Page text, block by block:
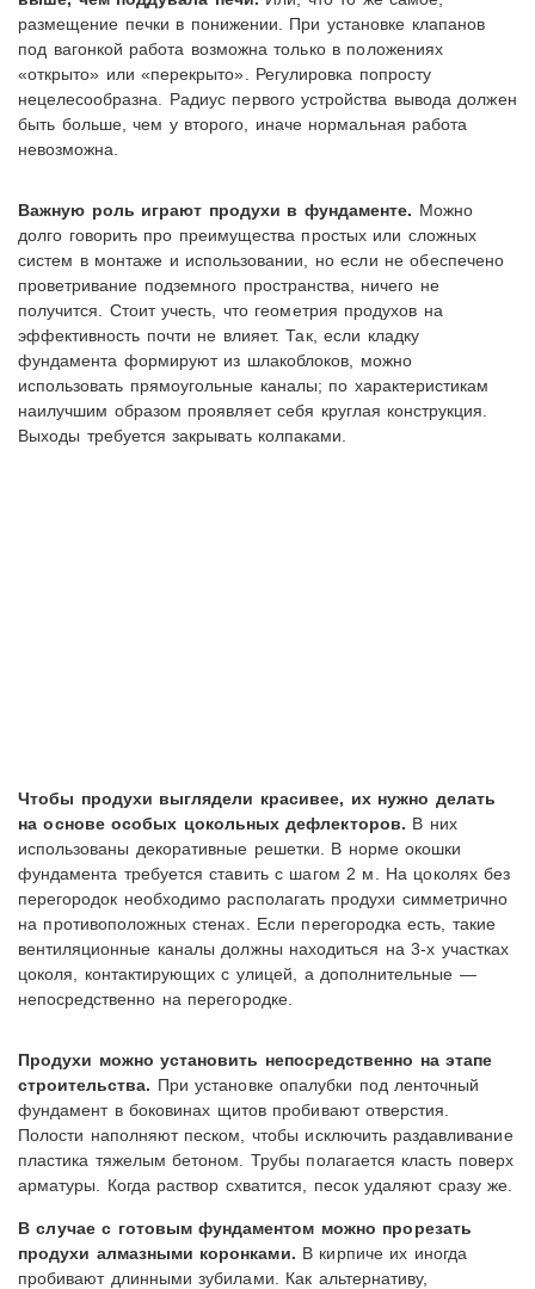
размещение печки в понижении. При установке клапанов
под вагонкой работа возможна только в положениях
«открыто» или «перекрыто». Регулировка попросту
нецелесообразна. Радиус первого устройства вывода должен
быть больше, чем у второго, иначе нормальная работа
невозможна.
Важную роль играют продухи в фундаменте. Можно
долго говорить про преимущества простых или сложных
систем в монтаже и использовании, но если не обеспечено
проветривание подземного пространства, ничего не
получится. Стоит учесть, что геометрия продухов на
эффективность почти не влияет. Так, если кладку
фундамента формируют из шлакоблоков, можно
использовать прямоугольные каналы; по характеристикам
наилучшим образом проявляет себя круглая конструкция.
Выходы требуется закрывать колпаками.
Чтобы продухи выглядели красивее, их нужно делать
на основе особых цокольных дефлекторов. В них
использованы декоративные решетки. В норме окошки
фундамента требуется ставить с шагом 2 м. На цоколях без
перегородок необходимо располагать продухи симметрично
на противоположных стенах. Если перегородка есть, такие
вентиляционные каналы должны находиться на 3-х участках
цоколя, контактирующих с улицей, а дополнительные —
непосредственно на перегородке.
Продухи можно установить непосредственно на этапе
строительства. При установке опалубки под ленточный
фундамент в боковинах щитов пробивают отверстия.
Полости наполняют песком, чтобы исключить раздавливание
пластика тяжелым бетоном. Трубы полагается класть поверх
арматуры. Когда раствор схватится, песок удаляют сразу же.
В случае с готовым фундаментом можно прорезать
продухи алмазными коронками. В кирпиче их иногда
пробивают длинными зубилами. Как альтернативу,